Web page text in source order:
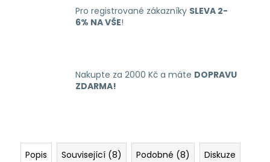
Pro registrované zákazníky SLEVA 2-
6% NA VŠE!
Nakupte za 2000 Kč a máte DOPRAVU
ZDARMA!
Popis Související (8) Podobné (8) Diskuze